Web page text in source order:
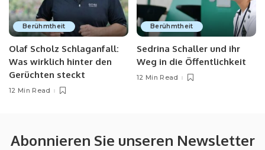
Berühmtheit
Olaf Scholz Schlaganfall:
Was wirklich hinter den
Gerüchten steckt
12 Min Read
Berühmtheit
Sedrina Schaller und ihr
Weg in die Öffentlichkeit
12 Min Read
Abonnieren Sie unseren Newsletter